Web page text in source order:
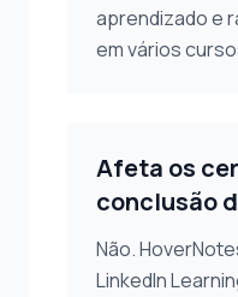
aprendizado e
em vários
Afeta os
conclusão
Não.
LinkedIn